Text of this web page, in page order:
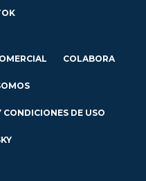
COLABORA
DE USO